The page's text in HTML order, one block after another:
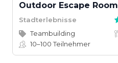
Outdoor Escape Room
Stadterlebnisse
Teambuilding
10–100Teilnehmer